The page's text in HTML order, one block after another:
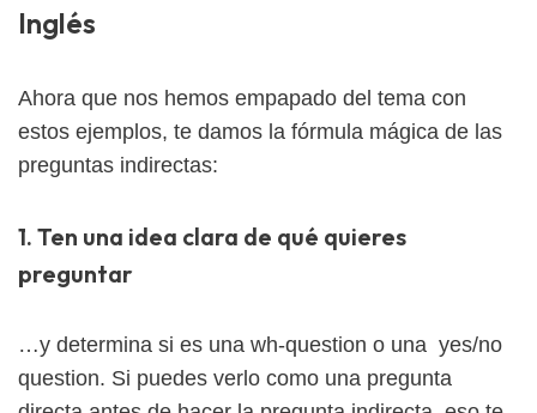
Inglés
Ahora que nos hemos empapado del tema con
estos ejemplos, te damos la fórmula mágica de las
preguntas indirectas:
1. Ten una idea clara de qué quieres
preguntar
…y determina si es una wh-question o una yes/no
question. Si puedes verlo como una pregunta